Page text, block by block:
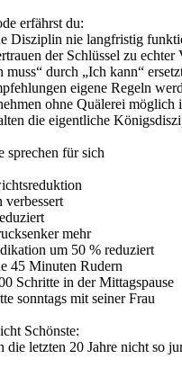
erfährst du:
Disziplin nie langfristig
der Schlüssel zu echter
muss“ durch „Ich kann“
eigene Regeln
ohne Quälerei möglich
die eigentliche
sprechen für sich
mehr
um 50 % reduziert
45 Minuten Rudern
Schritte in der Mittagspause
sonntags mit seiner Frau
Schönste:
die letzten 20 Jahre nicht so